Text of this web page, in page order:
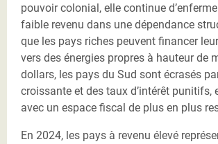
pouvoir colonial, elle continue
faible revenu dans une dépendance
que les pays riches peuvent financer
vers des énergies propres à hauteur de
dollars, les pays du Sud sont écrasés
croissante et des taux d’intérêt punitifs,
avec un espace fiscal de plus en plus
En 2024, les pays à revenu élevé